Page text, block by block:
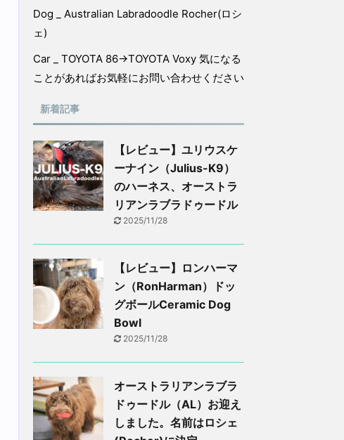
Dog _ Australian Labradoodle Rocher(ロシ
ェ)
Car _ TOYOTA 86→TOYOTA Voxy 気になる
ことがあればお気軽にお問い合わせください
新着記事
【レビュー】ユリウスケ
ーナイン（Julius-K9）
のハーネス、オーストラ
リアンラブラドゥードル
2025/11/28
【レビュー】ロンハーマ
ン（RonHarman）ドッ
グボールCeramic Dog
Bowl
2025/11/28
オーストラリアンラブラ
ドゥードル（AL）お迎え
しました。名前はロシェ